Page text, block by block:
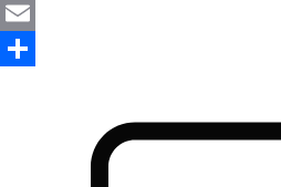
Mastodon
Email